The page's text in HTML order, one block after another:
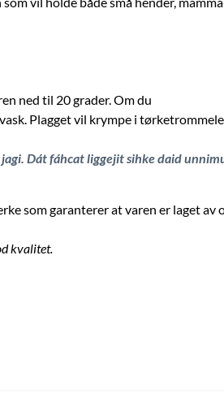
ned til 20 grader. Om du
Plagget vil krympe i
Dát fáhcat liggejit sihke daid
som garanterer at varen er laget av
kvalitet.